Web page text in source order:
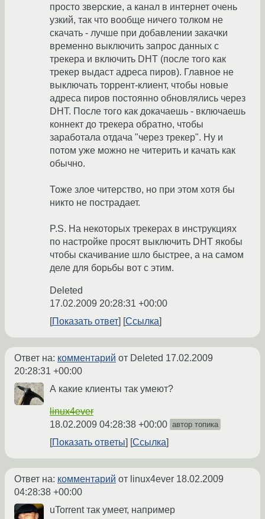
просто зверские, а канал в интернет очень
узкий, так что вообще ничего толком не
скачать - лучше при добавлении закачки
временно выключить запрос данных с
трекера и включить DHT (после того как
трекер выдаст адреса пиров). Главное не
выключать торрент-клиент, чтобы новые
адреса пиров постоянно обновлялись через
DHT. После того как докачаешь - включаешь
коннект до трекера обратно, чтобы
заработала отдача "через трекер". Ну и
потом уже можно не читерить и качать как
обычно.
Тоже злое читерство, но при этом хотя бы
никто не пострадает.
P.S. На некоторых трекерах в инструкциях
по настройке просят выключить DHT якобы
чтобы скачивание шло быстрее, а на самом
деле для борьбы вот с этим.
Deleted
17.02.2009 20:28:31 +00:00
Показать ответ
Ссылка
Ответ на: комментарий от Deleted 17.02.2009
20:28:31 +00:00
А какие клиенты так умеют?
linux4ever
18.02.2009 04:28:38 +00:00 автор топика
Показать ответы Ссылка
Ответ на: комментарий от linux4ever 18.02.2009
04:28:38 +00:00
uTorrent так умеет, например